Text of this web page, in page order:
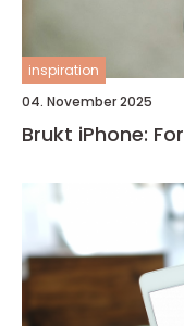
inspiration
04. November 2025
Brukt iPhone: